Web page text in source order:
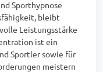
Sporthypnose
bleibt
Leistungsstärke
ist ein
Sportler sowie für
meistern